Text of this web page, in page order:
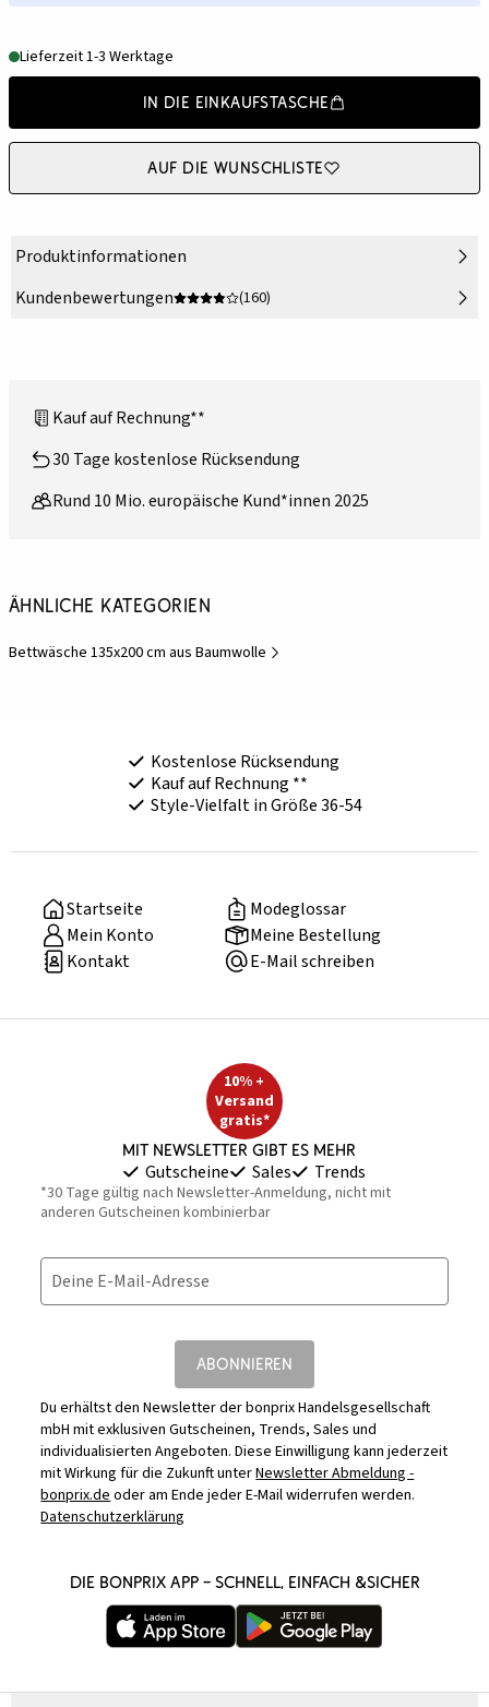
Lieferzeit 1-3 Werktage
In die Einkaufstasche
Auf die Wunschliste
Produktinformationen
Kundenbewertungen
(160)
Kauf auf Rechnung**
30 Tage kostenlose Rücksendung
Rund 10 Mio. europäische Kund*innen 2025
Ähnliche Kategorien
Bettwäsche 135x200 cm aus Baumwolle
Kostenlose Rücksendung
Kauf auf Rechnung **
Style-Vielfalt in Größe 36-54
Startseite
Modeglossar
Mein Konto
Meine Bestellung
Kontakt
E-Mail schreiben
10% +
Versand
gratis*
Mit Newsletter gibt es mehr
Gutscheine Sales Trends
*30 Tage gültig nach Newsletter-Anmeldung, nicht mit
anderen Gutscheinen kombinierbar
Deine E-Mail-Adresse
ABONNIEREN
Du erhältst den Newsletter der bonprix Handelsgesellschaft
mbH mit exklusiven Gutscheinen, Trends, Sales und
individualisierten Angeboten. Diese Einwilligung kann jederzeit
mit Wirkung für die Zukunft unterNewsletter Abmeldung -
bonprix.deoder am Ende jeder E-Mail widerrufen werden.
Datenschutzerklärung
DIE BONPRIX APP – SCHNELL, EINFACH &SICHER